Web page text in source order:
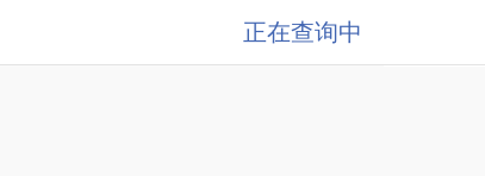
正在查询中